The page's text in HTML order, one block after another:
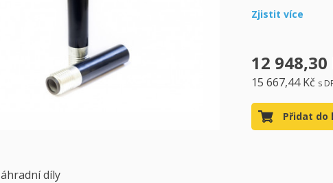
Zjistit více
12 948,30
15 667,44 Kč s
Přidat do
díly